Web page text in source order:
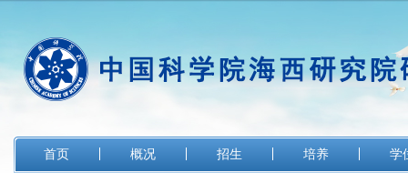
首页 概况 招生 培养 学